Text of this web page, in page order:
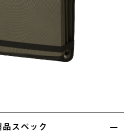
品スペック